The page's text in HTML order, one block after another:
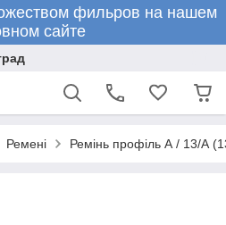
фильров на нашем
сайте
Ремені Ремінь профіль А / 13/А